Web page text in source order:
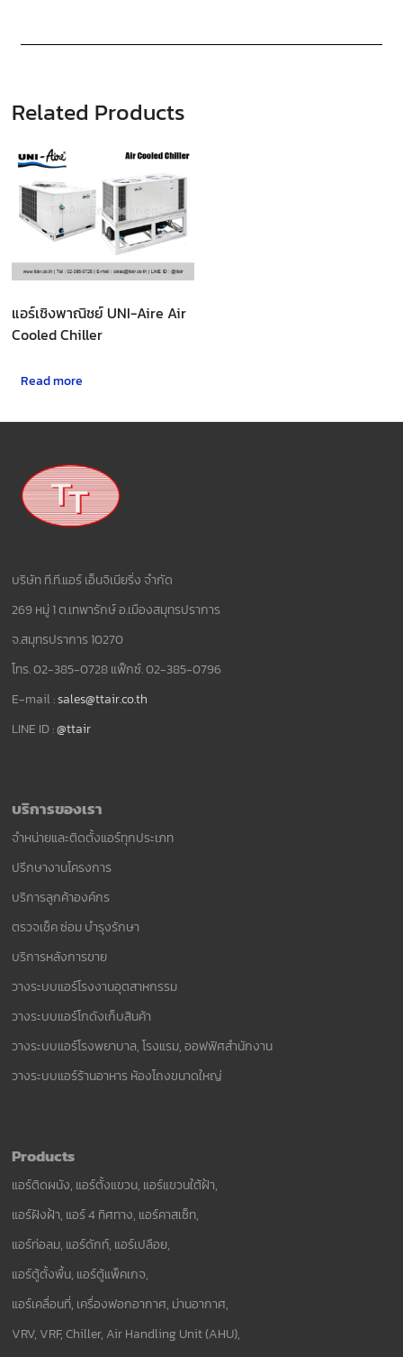
Related Products
แอร์เชิงพาณิชย์ UNI-Aire Air
Cooled Chiller
Read more
บริษัท ที.ที.แอร์ เอ็นจิเนียริ่ง จำกัด
269 หมู่ 1 ต.เทพารักษ์ อ.เมืองสมุทรปราการ
จ.สมุทรปราการ 10270
โทร. 02-385-0728 แฟ็กซ์. 02-385-0796
E-mail :sales@ttair.co.th
LINE ID :@ttair
บริการของเรา
จำหน่ายและติดตั้งแอร์ทุกประเภท
ปรึกษางานโครงการ
บริการลูกค้าองค์กร
ตรวจเช็ค ซ่อม บำรุงรักษา
บริการหลังการขาย
วางระบบแอร์โรงงานอุตสาหกรรม
วางระบบแอร์โกดังเก็บสินค้า
วางระบบแอร์โรงพยาบาล, โรงแรม, ออฟฟิศสำนักงาน
วางระบบแอร์ร้านอาหาร ห้องโถงขนาดใหญ่
Products
แอร์ติดผนัง, แอร์ตั้งแขวน, แอร์แขวนใต้ฝ้า,
แอร์ฝังฝ้า, แอร์ 4 ทิศทาง, แอร์คาสเซ็ท,
แอร์ท่อลม, แอร์ดักท์, แอร์เปลือย,
แอร์ตู้ตั้งพื้น, แอร์ตู้แพ็คเกจ,
แอร์เคลื่อนที่, เครื่องฟอกอากาศ, ม่านอากาศ,
VRV, VRF, Chiller, Air Handling Unit (AHU),